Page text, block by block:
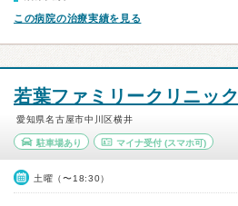
この病院の治療実績を見る
若葉ファミリークリニック
愛知県名古屋市中川区横井
駐車場あり マイナ受付(スマホ可)
土曜（〜18:30）